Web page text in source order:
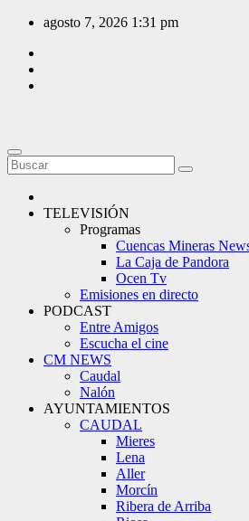
Saltar
contenido
agosto 7, 2026 1:31 pm
TELEVISIÓN
Programas
Cuencas Mineras
La Caja de Pandora
Ocen Tv
Emisiones en directo
PODCAST
Entre Amigos
Escucha el cine
CM NEWS
Caudal
Nalón
AYUNTAMIENTOS
CAUDAL
Mieres
Lena
Aller
Morcín
Ribera de Arriba